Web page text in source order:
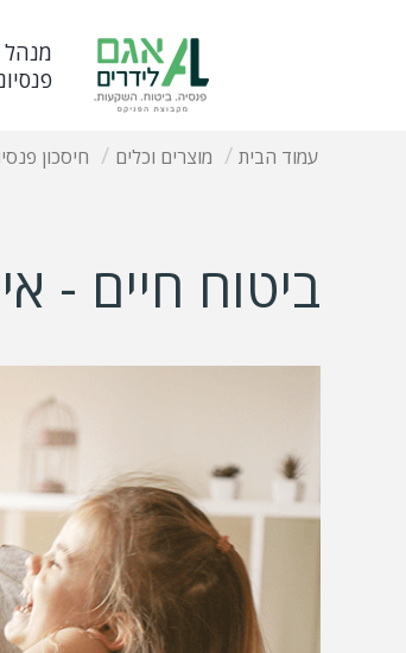
עמוד הבית מוצרים וכלים חיסכון
ביטוח חיים -